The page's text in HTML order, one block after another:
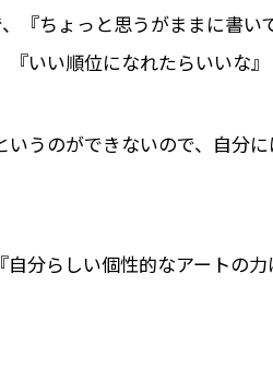
ちょっと思うがままに書い
いい順位になれたらいいな』
いうのができないので、自分
自分らしい個性的なアートの